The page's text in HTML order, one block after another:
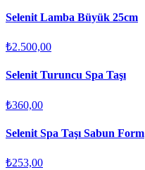
Selenit Lamba Büyük 25cm
₺2.500,00
Selenit Turuncu Spa Taşı
₺360,00
Selenit Spa Taşı Sabun Form
₺253,00